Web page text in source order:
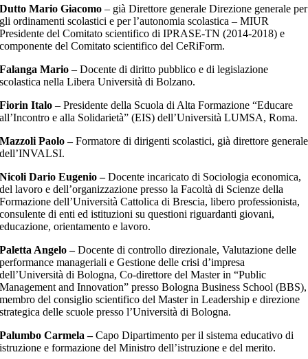
Dutto Mario Giacomo – già Direttore generale Direzione generale per
gli ordinamenti scolastici e per l’autonomia scolastica – MIUR
Presidente del Comitato scientifico di IPRASE-TN (2014-2018) e
componente del Comitato scientifico del CeRiForm.
Falanga Mario – Docente di diritto pubblico e di legislazione
scolastica nella Libera Università di Bolzano.
Fiorin Italo – Presidente della Scuola di Alta Formazione “Educare
all’Incontro e alla Solidarietà” (EIS) dell’Università LUMSA, Roma.
Mazzoli Paolo –Formatore di dirigenti scolastici, già direttore generale
dell’INVALSI.
Nicoli Dario Eugenio –Docente incaricato di Sociologia economica,
del lavoro e dell’organizzazione presso la Facoltà di Scienze della
Formazione dell’Università Cattolica di Brescia, libero professionista,
consulente di enti ed istituzioni su questioni riguardanti giovani,
educazione, orientamento e lavoro.
Paletta Angelo –Docente di controllo direzionale, Valutazione delle
performance manageriali e Gestione delle crisi d’impresa
dell’Università di Bologna, Co-direttore del Master in “Public
Management and Innovation” presso Bologna Business School (BBS),
membro del consiglio scientifico del Master in Leadership e direzione
strategica delle scuole presso l’Università di Bologna.
Palumbo Carmela –Capo Dipartimento per il sistema educativo di
istruzione e formazione del Ministro dell’istruzione e del merito.